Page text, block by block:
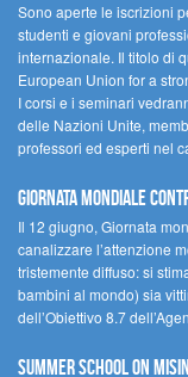
Sono aperte le iscrizioni
studenti e giovani
internazionale. Il titolo di
European Union for a
I corsi e i seminari
delle Nazioni Unite,
professori ed esperti nel
Giornata mondiale
Il 12 giugno, Giornata
canalizzare l’attenzione
tristemente diffuso: si
bambini al mondo) sia
dell’Obiettivo 8.7
Summer School on